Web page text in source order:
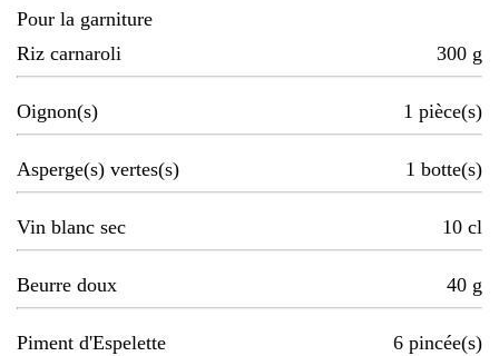
Pour la garniture
Riz carnaroli
300 g
Oignon(s) 1 pièce(s)
Asperge(s) vertes(s) 1 botte(s)
Vin blanc sec 10 cl
Beurre doux 40 g
Piment d'Espelette 6 pincée(s)